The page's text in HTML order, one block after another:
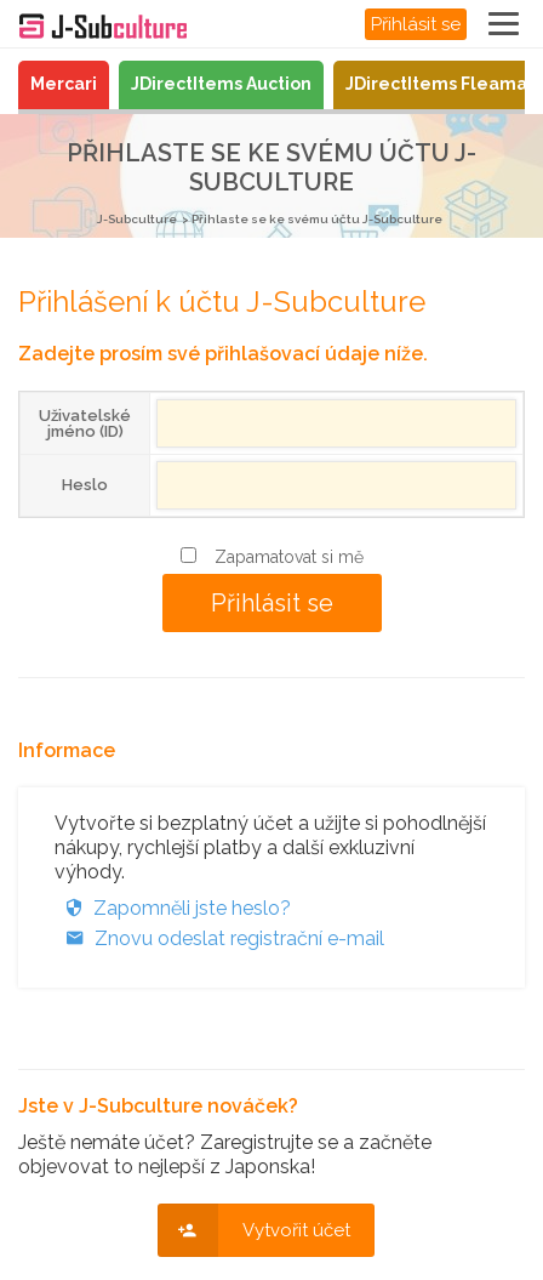
Přihlásit se
Mercari JDirectItems Auction JDirectItems
PŘIHLASTE SE KE SVÉMU ÚČTU J-
SUBCULTURE
J-Subculture Přihlaste se ke svému účtu J-Subculture
Přihlášení k účtu J-Subculture
Zadejte prosím své přihlašovací údaje níže.
Uživatelské
jméno (ID)
Heslo
Zapamatovat si mě
Informace
Vytvořte si bezplatný účet a užijte si pohodlnější
nákupy, rychlejší platby a další exkluzivní
výhody.
Zapomněli jste heslo?
Znovu odeslat registrační e-mail
Jste v J-Subculture nováček?
Ještě nemáte účet? Zaregistrujte se a začněte
objevovat to nejlepší z Japonska!
Vytvořit účet